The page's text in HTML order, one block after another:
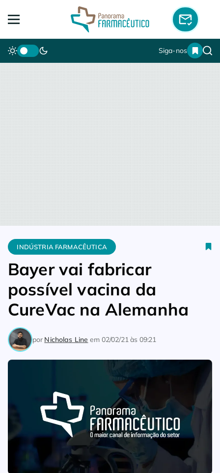
Siga-nos
Home Indústria Farmacêutica Bayer vai fabricar possível
INDÚSTRIA FARMACÊUTICA
Bayer vai fabricar
possível vacina da
CureVac na Alemanha
por Nicholas Line em 02/02/21 às 09:21